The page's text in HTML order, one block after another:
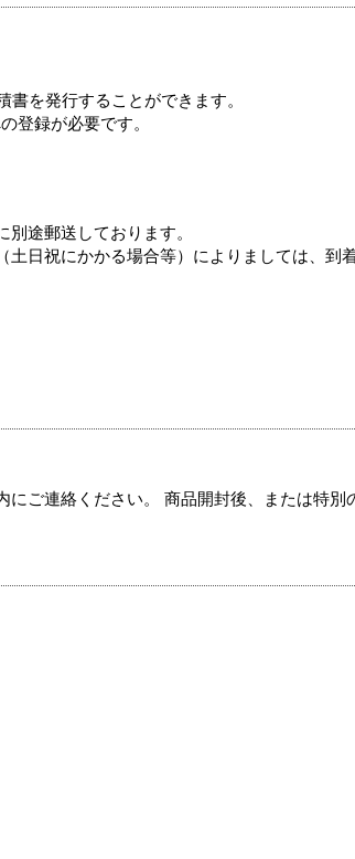
を発行することができます。
登録が必要です。
途郵送しております。
日祝にかかる場合等）によりましては、到
ご連絡ください。 商品開封後、または特別